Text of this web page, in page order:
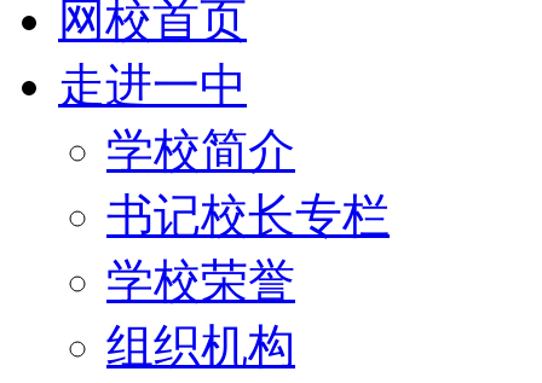
网校首页
走进一中
学校简介
书记校长专栏
学校荣誉
组织机构